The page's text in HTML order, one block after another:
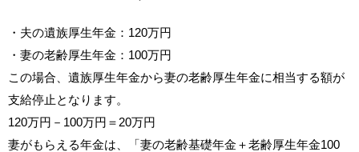
・夫の遺族厚生年金：120万円
・妻の老齢厚生年金：100万円
この場合、遺族厚生年金から妻の老齢厚生年金に相当する額が
支給停止となります。
120万円－100万円＝20万円
妻がもらえる年金は、「妻の老齢基礎年金＋老齢厚生年金100